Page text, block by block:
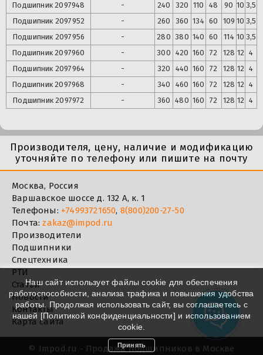
Подшипник 2097948 - 240 320 110 48 90 10 3,5
Подшипник 2097952 - 260 360 134 60 109 10 3,5
Подшипник 2097956 - 280 380 140 60 114 10 3,5
Подшипник 2097960 - 300 420 160 72 128 12 4
Подшипник 2097964 - 320 440 160 72 128 12 4
Подшипник 2097968 - 340 460 160 72 128 12 4
Подшипник 2097972 - 360 480 160 72 128 12 4
Производителя, цену, наличие и модификацию
уточняйте по телефону или пишите на почту
Москва, Россия
Варшавское шоссе д. 132 А, к. 1
Телефоны: +74993721650, 8(800)200-27-50
Почта:zakaz@impod.ru
Производители
Подшипники
Спецтехника
РТИ
Статьи
Новости
Контакты
Карта сайта
© Impod.ru - Продажа подшипников в Москве
Наш сайт использует файлы cookie для обеспечения
работоспособности, анализа трафика и повышения удобства
работы. Продолжая использовать сайт, вы соглашаетесь с
нашей [Политикой конфиденциальности] и использованием
cookie.
Принять